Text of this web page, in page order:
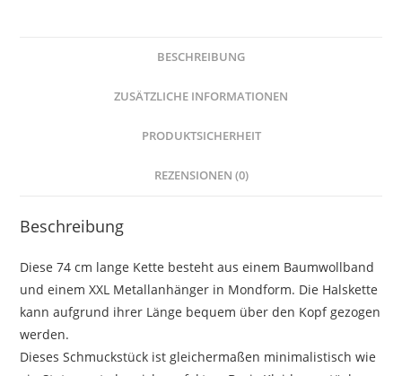
BESCHREIBUNG
ZUSÄTZLICHE INFORMATIONEN
PRODUKTSICHERHEIT
REZENSIONEN (0)
Beschreibung
Diese 74 cm lange Kette besteht aus einem Baumwollband
und einem XXL Metallanhänger in Mondform. Die Halskette
kann aufgrund ihrer Länge bequem über den Kopf gezogen
werden.
Dieses Schmuckstück ist gleichermaßen minimalistisch wie